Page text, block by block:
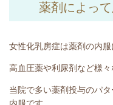
薬剤によっ
女性化乳房症は薬剤の内服
高血圧薬や利尿剤など様
当院で多い薬剤投与のパタ